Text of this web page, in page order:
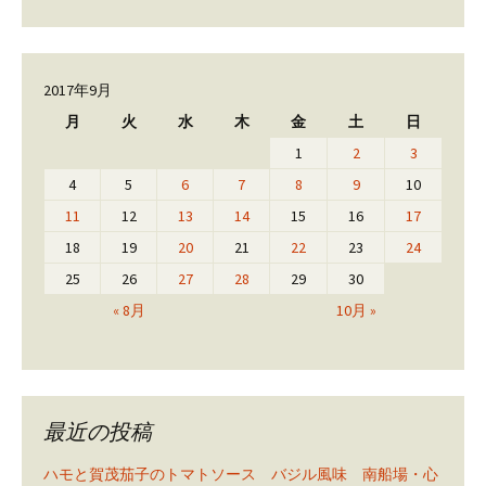
2017年9月
月
火 水 木 金 土 日
« 8月 10月 »
1 2
3
4
5 6 7 8 9
10
11
12 13 14 15 16
17
18
19 20 21 22 23
24
25
26 27 28 29 30
最近の投稿
ハモと賀茂茄子のトマトソース バジル風味 南船場・心